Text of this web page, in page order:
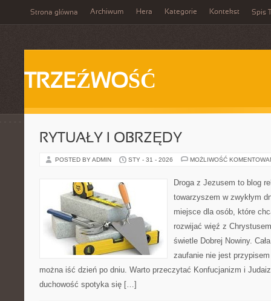
Strona główna Archiwum Hera Kategorie Kontekst Spis
TRZEŹWOŚĆ
RYTUAŁY I OBRZĘDY
POSTED BY ADMIN STY - 31 - 2026 MOŻLIWOŚĆ
Droga z Jezusem to blog
towarzyszem w zwykłym
miejsce dla osób, które
rozwijać więź z
świetle Dobrej Nowiny.
zaufanie nie jest
można iść dzień po dniu. Warto przeczytać Konfucjanizm i
duchowość spotyka się […]